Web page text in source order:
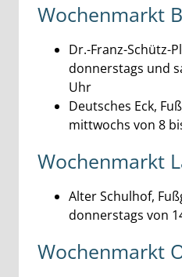
Wochenmarkt
Dr.-Franz-Schütz-
donnerstags und
Uhr
Deutsches Eck,
mittwochs von 8
Wochenmarkt
Alter Schulhof,
donnerstags von
Wochenmarkt